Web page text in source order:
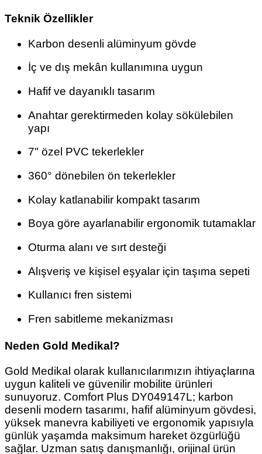
Teknik Özellikler
Karbon desenli alüminyum gövde
İç ve dış mekân kullanımına uygun
Hafif ve dayanıklı tasarım
Anahtar gerektirmeden kolay sökülebilen
yapı
7" özel PVC tekerlekler
360° dönebilen ön tekerlekler
Kolay katlanabilir kompakt tasarım
Boya göre ayarlanabilir ergonomik tutamaklar
Oturma alanı ve sırt desteği
Alışveriş ve kişisel eşyalar için taşıma sepeti
Kullanıcı fren sistemi
Fren sabitleme mekanizması
Neden Gold Medikal?
Gold Medikal olarak kullanıcılarımızın ihtiyaçlarına
uygun kaliteli ve güvenilir mobilite ürünleri
sunuyoruz. Comfort Plus DY049147L; karbon
desenli modern tasarımı, hafif alüminyum gövdesi,
yüksek manevra kabiliyeti ve ergonomik yapısıyla
günlük yaşamda maksimum hareket özgürlüğü
sağlar. Uzman satış danışmanlığı, orijinal ürün